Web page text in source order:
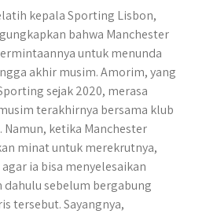
kepala Sporting Lisbon,
bahwa Manchester
untuk menunda
akhir musim. Amorim, yang
sejak 2020, merasa
terakhirnya bersama klub
ketika Manchester
minat untuk merekrutnya,
ia bisa menyelesaikan
sebelum bergabung
tersebut. Sayangnya,